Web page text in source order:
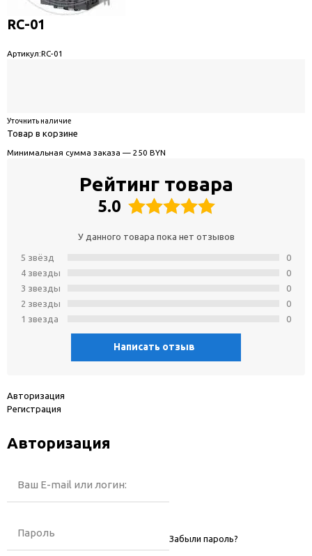
RC-01
Артикул:RC-01
Уточнить наличие
Товар в корзине
Минимальная сумма заказа — 250 BYN
Рейтинг товара
5.0
У данного товара пока нет отзывов
5 звёзд
4 звeзды
3 звeзды
2 звeзды
1 звeзда
0
0
0
0
0
Написать отзыв
Авторизация
Регистрация
Авторизация
Ваш E-mail или логин:
Пароль Забыли пароль?